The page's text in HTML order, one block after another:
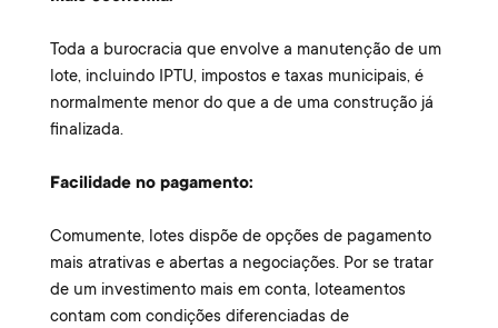
Toda a burocracia que envolve a manutenção de um
lote, incluindo IPTU, impostos e taxas municipais, é
normalmente menor do que a de uma construção já
finalizada.
Facilidade no pagamento:
Comumente, lotes dispõe de opções de pagamento
mais atrativas e abertas a negociações. Por se tratar
de um investimento mais em conta, loteamentos
contam com condições diferenciadas de